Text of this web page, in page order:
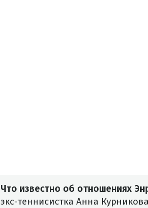
Что известно об отношениях
экс-теннисистка Анна